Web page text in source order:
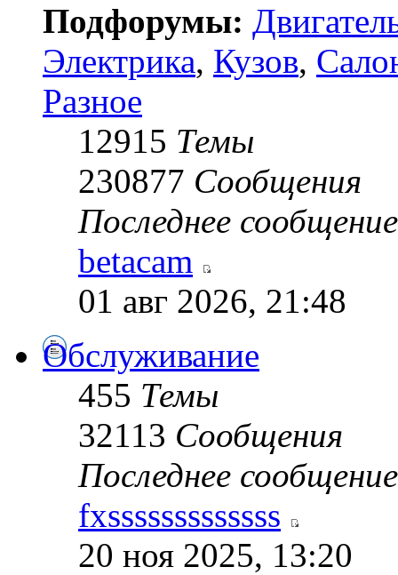
Подфорумы:
Электрика, Кузов,
Разное
12915 Темы
230877 Сообщения
Последнее сообщение
betacam
01 авг 2026, 21:48
Обслуживание
455 Темы
32113 Сообщения
Последнее сообщение
fxsssssssssssss
20 ноя 2025, 13:20